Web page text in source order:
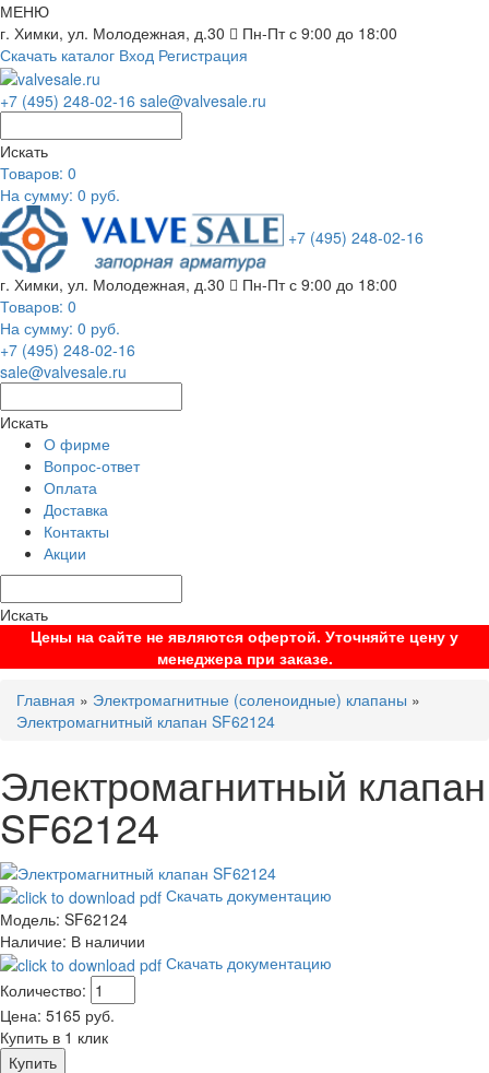
МЕНЮ
г. Химки, ул. Молодежная, д.30
Пн-Пт с 9:00 до 18:00
Скачать каталог Вход Регистрация
+7 (495) 248-02-16 sale@valvesale.ru
Искать
Товаров: 0
На сумму: 0 руб.
+7 (495) 248-02-16
г. Химки, ул. Молодежная, д.30
Пн-Пт с 9:00 до 18:00
Товаров: 0
На сумму: 0 руб.
+7 (495) 248-02-16
sale@valvesale.ru
Искать
О фирме
Вопрос-ответ
Оплата
Доставка
Контакты
Акции
Искать
Цены на сайте не являются офертой. Уточняйте цену у
менеджера при заказе.
Главная » Электромагнитные (соленоидные) клапаны »
Электромагнитный клапан SF62124
Электромагнитный клапан
SF62124
Скачать документацию
Модель: SF62124
Наличие: В наличии
Скачать документацию
Количество:
Цена: 5165 руб.
Купить в 1 клик